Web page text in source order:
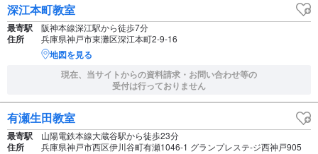
深江本町教室
最寄駅 阪神本線深江駅から徒歩7分
住所 兵庫県神戸市東灘区深江本町2-9-16
地図を見る
現在、当サイトからの資料請求・お問い合わせ等の
受付は行っておりません
有瀬生田教室
最寄駅 山陽電鉄本線大蔵谷駅から徒歩23分
住所 兵庫県神戸市西区伊川谷町有瀬1046-1 グランプレステ-ジ西神戸905